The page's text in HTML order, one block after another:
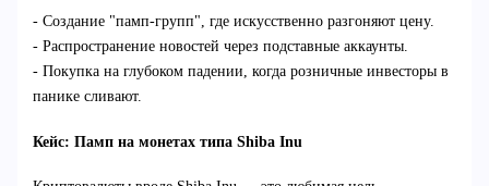
- Создание "памп-групп", где искусственно разгоняют цену.
- Распространение новостей через подставные аккаунты.
- Покупка на глубоком падении, когда розничные инвесторы в
панике сливают.
Кейс: Памп на монетах типа Shiba Inu